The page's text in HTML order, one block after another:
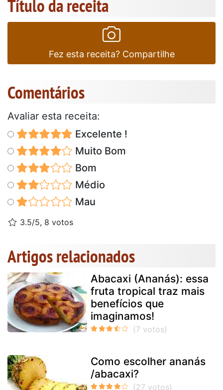
Título da receita
Fez esta receita? Compartilhe
Comentários
Avaliar esta receita:
Excelente !
Muito Bom
Bom
Médio
Mau
3.5/5, 8 votos
Artigos relacionados
Abacaxi (Ananás): essa
fruta tropical traz mais
benefícios que
imaginamos!
Como escolher ananás
/abacaxi?